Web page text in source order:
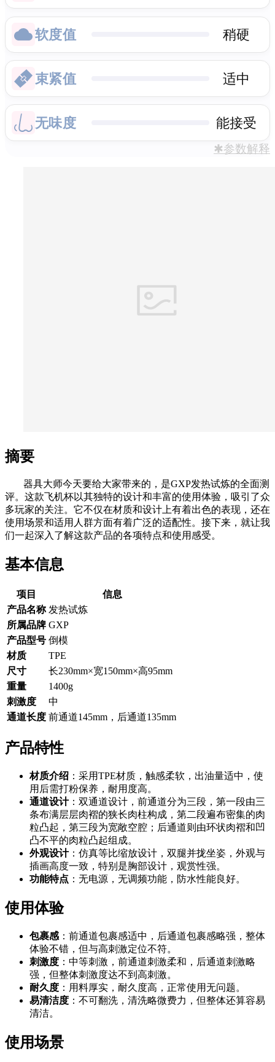
软度值 稍硬
束紧值 适中
无味度 能接受
✱参数解释
摘要
器具大师今天要给大家带来的，是GXP发热试炼的全面测
评。这款飞机杯以其独特的设计和丰富的使用体验，吸引了众
多玩家的关注。它不仅在材质和设计上有着出色的表现，还在
使用场景和适用人群方面有着广泛的适配性。接下来，就让我
们一起深入了解这款产品的各项特点和使用感受。
基本信息
项目
信息
产品名称 发热试炼
所属品牌 GXP
产品型号 倒模
材质
TPE
尺寸
长230mm×宽150mm×高95mm
重量
1400g
刺激度
中
通道长度 前通道145mm，后通道135mm
产品特性
材质介绍 ：采用TPE材质，触感柔软，出油量适中，使
用后需打粉保养，耐用度高。
通道设计：双通道设计，前通道分为三段，第一段由三
条布满层层肉褶的狭长肉柱构成，第二段遍布密集的肉
粒凸起，第三段为宽敞空腔；后通道则由环状肉褶和凹
凸不平的肉粒凸起组成。
外观设计：仿真等比缩放设计，双腿并拢坐姿，外观与
插画高度一致，特别是胸部设计，观赏性强。
功能特点 ：无电源，无调频功能，防水性能良好。
使用体验
包裹感 ：前通道包裹感适中，后通道包裹感略强，整体
体验不错，但与高刺激定位不符。
刺激度 ：中等刺激，前通道刺激柔和，后通道刺激略
强，但整体刺激度达不到高刺激。
耐久度 ：用料厚实，耐久度高，正常使用无问题。
易清洁度 ：不可翻洗，清洗略微费力，但整体还算容易
清洁。
使用场景